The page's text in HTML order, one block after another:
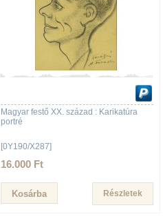
Magyar festő XX. század : Karikatúra
portré
[0Y190/X287]
16.000 Ft
Részletek